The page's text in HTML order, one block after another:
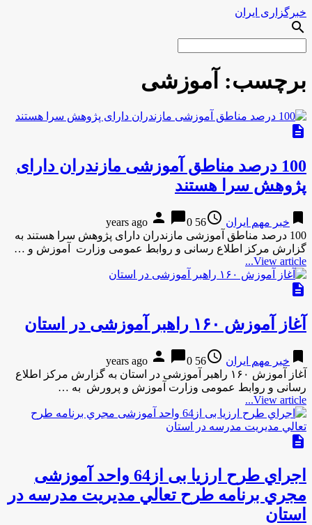
خبرگزاری ایران
search
برچسب: آموزشی
description
100 درصد مناطق آموزشی مازندران دارای
پژوهش سرا هستند
bookmark خبر مهم ایران access_time
56 years ago
person chat_bubble0
100 درصد مناطق آموزشی مازندران دارای پژوهش سرا هستند به
گزارش مركز اطلاع رسانی و روابط عمومی وزارت آموزش و …
View article...
description
آغاز آموزش ۱۶۰ راهبر آموزشی در استان
bookmark خبر مهم ایران access_time
56 years ago
person chat_bubble0
آغاز آموزش ۱۶۰ راهبر آموزشی در استان به گزارش مركز اطلاع
رسانی و روابط عمومی وزارت آموزش و پرورش به …
View article...
description
اجراي طرح ارزيا بی از64 واحد آموزشی
مجري برنامه طرح تعالي مديريت مدرسه در
استان